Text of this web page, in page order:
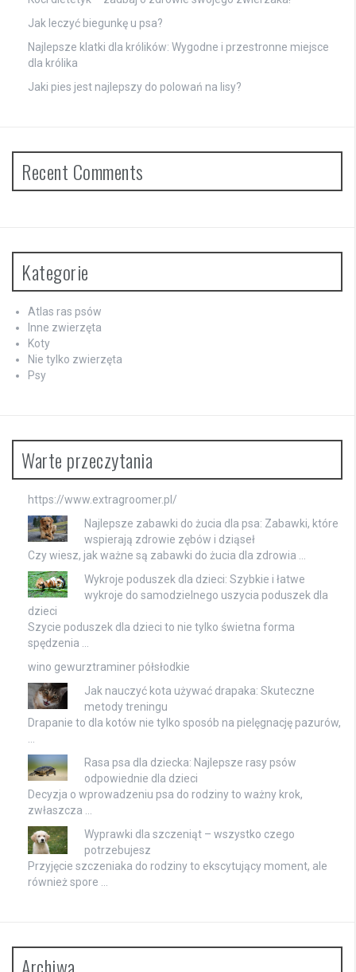
Jak leczyć biegunkę u psa?
Najlepsze klatki dla królików: Wygodne i przestronne miejsce
dla królika
Jaki pies jest najlepszy do polowań na lisy?
Recent Comments
Kategorie
Atlas ras psów
Inne zwierzęta
Koty
Nie tylko zwierzęta
Psy
Warte przeczytania
https://www.extragroomer.pl/
Najlepsze zabawki do żucia dla psa: Zabawki, które
wspierają zdrowie zębów i dziąseł
Czy wiesz, jak ważne są zabawki do żucia dla zdrowia …
Wykroje poduszek dla dzieci: Szybkie i łatwe
wykroje do samodzielnego uszycia poduszek dla
dzieci
Szycie poduszek dla dzieci to nie tylko świetna forma
spędzenia …
wino gewurztraminer półsłodkie
Jak nauczyć kota używać drapaka: Skuteczne
metody treningu
Drapanie to dla kotów nie tylko sposób na pielęgnację pazurów,
Rasa psa dla dziecka: Najlepsze rasy psów
odpowiednie dla dzieci
Decyzja o wprowadzeniu psa do rodziny to ważny krok,
zwłaszcza …
Wyprawki dla szczeniąt – wszystko czego
potrzebujesz
Przyjęcie szczeniaka do rodziny to ekscytujący moment, ale
również spore …
Archiwa